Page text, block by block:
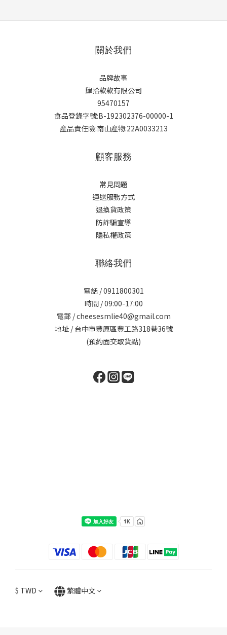
關於我們
品牌故事
肆拾款款有限公司
95470157
食品登錄字號:B-192302376-00000-1
產品責任險:南山產物:22A0033213
顧客服務
常見問題
運送服務方式
退換貨政策
防詐騙宣導
隱私權政策
聯絡我們
電話 / 0911800301
時間 / 09:00-17:00
電郵 / cheesesmlie40@gmail.com
地址 / 台中市豐原區豐工路318巷36號
(預約面交取貨點)
$ TWD 繁體中文